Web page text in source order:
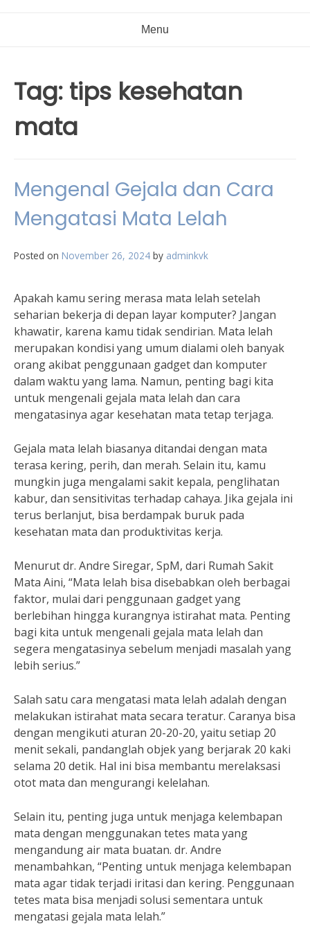
Menu
Tag: tips kesehatan
mata
Mengenal Gejala dan Cara
Mengatasi Mata Lelah
Posted on November 26, 2024 by adminkvk
Apakah kamu sering merasa mata lelah setelah
seharian bekerja di depan layar komputer? Jangan
khawatir, karena kamu tidak sendirian. Mata lelah
merupakan kondisi yang umum dialami oleh banyak
orang akibat penggunaan gadget dan komputer
dalam waktu yang lama. Namun, penting bagi kita
untuk mengenali gejala mata lelah dan cara
mengatasinya agar kesehatan mata tetap terjaga.
Gejala mata lelah biasanya ditandai dengan mata
terasa kering, perih, dan merah. Selain itu, kamu
mungkin juga mengalami sakit kepala, penglihatan
kabur, dan sensitivitas terhadap cahaya. Jika gejala ini
terus berlanjut, bisa berdampak buruk pada
kesehatan mata dan produktivitas kerja.
Menurut dr. Andre Siregar, SpM, dari Rumah Sakit
Mata Aini, “Mata lelah bisa disebabkan oleh berbagai
faktor, mulai dari penggunaan gadget yang
berlebihan hingga kurangnya istirahat mata. Penting
bagi kita untuk mengenali gejala mata lelah dan
segera mengatasinya sebelum menjadi masalah yang
lebih serius.”
Salah satu cara mengatasi mata lelah adalah dengan
melakukan istirahat mata secara teratur. Caranya bisa
dengan mengikuti aturan 20-20-20, yaitu setiap 20
menit sekali, pandanglah objek yang berjarak 20 kaki
selama 20 detik. Hal ini bisa membantu merelaksasi
otot mata dan mengurangi kelelahan.
Selain itu, penting juga untuk menjaga kelembapan
mata dengan menggunakan tetes mata yang
mengandung air mata buatan. dr. Andre
menambahkan, “Penting untuk menjaga kelembapan
mata agar tidak terjadi iritasi dan kering. Penggunaan
tetes mata bisa menjadi solusi sementara untuk
mengatasi gejala mata lelah.”